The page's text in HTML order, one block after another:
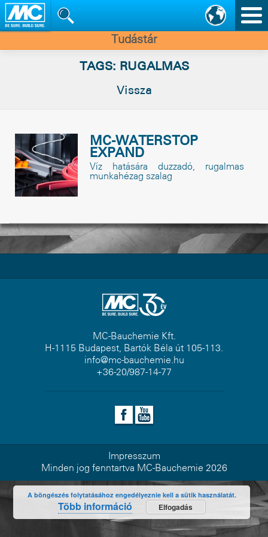
Tudástár
TAGS: RUGALMAS
Vissza
MC-WATERSTOP
EXPAND
Víz hatására duzzadó, rugalmas
munkahézag szalag
MC-Bauchemie Kft.
H-1115 Budapest, Bartók Béla út 105-113.
info@mc-bauchemie.hu
+36-20/987-14-77
Impresszum
Minden jog fenntartva MC-Bauchemie 2026
A böngészés folytatásához engedélyeznie kell a sütik használatát.
Több információ Elfogadás